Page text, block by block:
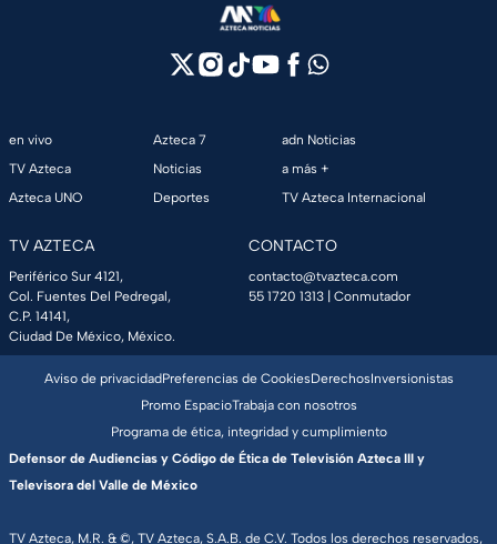
en vivo
TV Azteca
Azteca UNO
Azteca 7
Noticias
Deportes
adn Noticias
a más +
TV Azteca Internacional
TV AZTECA
Periférico Sur 4121,
Col. Fuentes Del Pedregal,
C.P. 14141,
Ciudad De México, México.
CONTACTO
contacto@tvazteca.com
55 1720 1313 | Conmutador
TV Azteca, M.R. & ©, TV Azteca, S.A.B. de C.V. Todos los derechos reservados,
Aviso de privacidadPreferencias de CookiesDerechosInversionistas
Promo EspacioTrabaja con nosotros
Programa de ética, integridad y cumplimiento
Defensor de Audiencias y Código de Ética de Televisión Azteca III y
Televisora del Valle de México